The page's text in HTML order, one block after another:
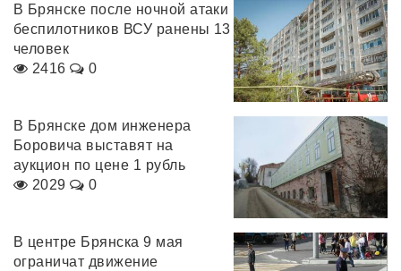
В Брянске после ночной атаки
беспилотников ВСУ ранены 13
человек
2416
0
В Брянске дом инженера
Боровича выставят на
аукцион по цене 1 рубль
2029
0
В центре Брянска 9 мая
ограничат движение